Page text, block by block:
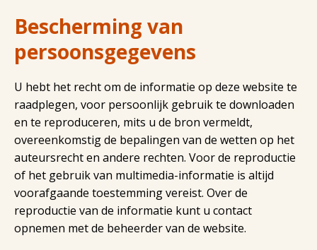
Bescherming van
persoonsgegevens
U hebt het recht om de informatie op deze website te
raadplegen, voor persoonlijk gebruik te downloaden
en te reproduceren, mits u de bron vermeldt,
overeenkomstig de bepalingen van de wetten op het
auteursrecht en andere rechten. Voor de reproductie
of het gebruik van multimedia-informatie is altijd
voorafgaande toestemming vereist. Over de
reproductie van de informatie kunt u contact
opnemen met de beheerder van de website.